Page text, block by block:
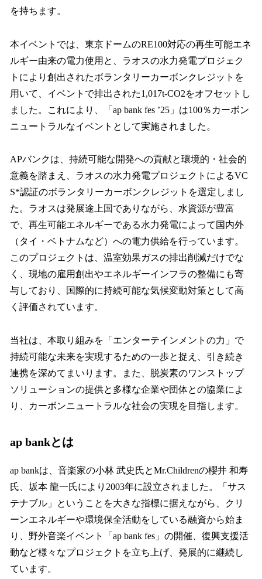
を持ちます。
本イベントでは、東京ドームのRE100対応の再生可能エネ
ルギー由来の電力使用と、ラオスの水力発電プロジェク
トにより創出されたボランタリーカーボンクレジットを
用いて、イベントで排出された1,017t-CO2をオフセットし
ました。これにより、「ap bank fes ’25」は100％カーボン
ニュートラルなイベントとして実施されました。
APバンクは、持続可能な開発への貢献と環境的・社会的
意義を踏まえ、ラオスの水力発電プロジェクトによるVC
S*認証のボランタリーカーボンクレジットを選定しまし
た。ラオスは発展途上国でありながら、水資源が豊富
で、再生可能エネルギーである水力発電によって国内外
（タイ・ベトナムなど）への電力供給を行っています。
このプロジェクトは、温室効果ガスの排出削減だけでな
く、現地の雇用創出やエネルギーインフラの整備にも寄
与しており、国際的に持続可能な気候変動対策として高
く評価されています。
当社は、本取り組みを「エンターテインメントの力」で
持続可能な未来を実現するための一歩と捉え、引き続き
連携を深めてまいります。また、脱炭素のワンストップ
ソリューションの提供と多様な企業や団体との協業によ
り、カーボンニュートラルな社会の実現を目指します。
ap bankとは
ap bankは、音楽家の小林 武史氏とMr.Childrenの櫻井 和寿
氏、坂本 龍一氏により2003年に設立されました。「サス
テナブル」ということを大きな指標に据えながら、クリ
ーンエネルギーや環境保全活動をしている融資から始ま
り、野外音楽イベント「ap bank fes」の開催、復興支援活
動など様々なプロジェクトを立ち上げ、発展的に継続し
ています。